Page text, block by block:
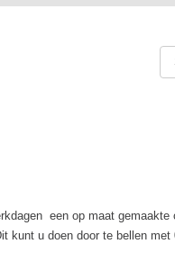
een op maat gemaakte
u doen door te bellen met